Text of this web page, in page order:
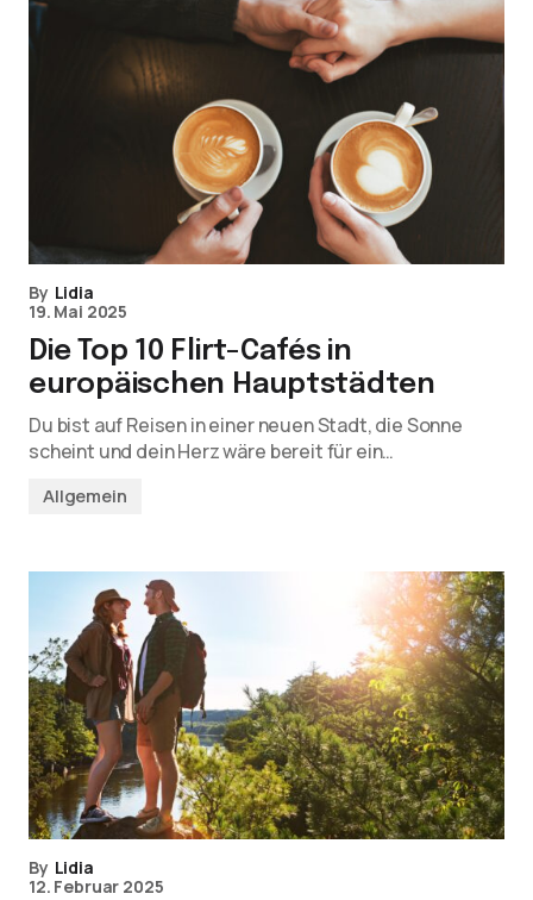
By Lidia
19. Mai 2025
Die Top 10 Flirt-Cafés in
europäischen Hauptstädten
Du bist auf Reisen in einer neuen Stadt, die Sonne
scheint und dein Herz wäre bereit für ein…
Allgemein
By Lidia
12. Februar 2025